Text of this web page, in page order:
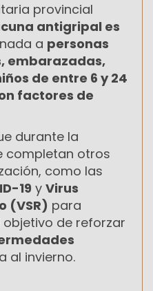
provincial
antigripal es
a personas
embarazadas,
de entre 6 y 24
factores de
durante la
completan otros
como las
19 y Virus
(VSR) para
de reforzar
al invierno.